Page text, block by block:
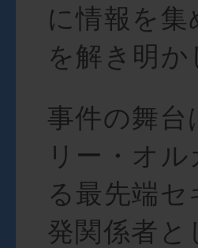
に情報を
を解き明
事件の舞
リー・オ
る最先端
発関係者